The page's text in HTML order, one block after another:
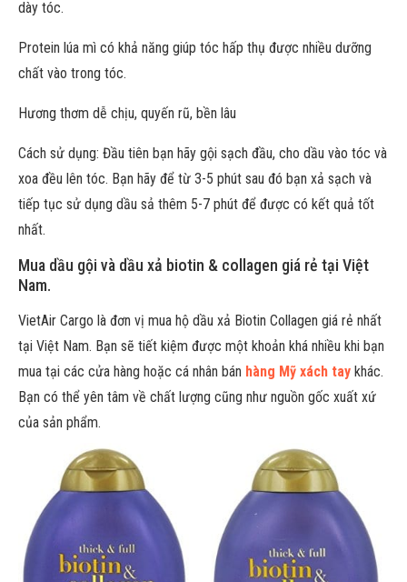
dày tóc.
Protein lúa mì có khả năng giúp tóc hấp thụ được nhiều dưỡng
chất vào trong tóc.
Hương thơm dễ chịu, quyến rũ, bền lâu
Cách sử dụng: Đầu tiên bạn hãy gội sạch đầu, cho dầu vào tóc và
xoa đều lên tóc. Bạn hãy để từ 3-5 phút sau đó bạn xả sạch và
tiếp tục sử dụng dầu sả thêm 5-7 phút để được có kết quả tốt
nhất.
Mua dầu gội và dầu xả biotin & collagen giá rẻ tại Việt
Nam.
VietAir Cargo là đơn vị mua hộ dầu xả Biotin Collagen giá rẻ nhất
tại Việt Nam. Bạn sẽ tiết kiệm được một khoản khá nhiều khi bạn
mua tại các cửa hàng hoặc cá nhân bán hàng Mỹ xách tay khác.
Bạn có thể yên tâm về chất lượng cũng như nguồn gốc xuất xứ
của sản phẩm.